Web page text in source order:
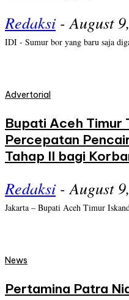
Redaksi - August
IDI - Sumur bor yang baru saja
Advertorial
Bupati Aceh Timur
Percepatan
Tahap II bagi
Redaksi - August
Jakarta – Bupati Aceh Timur
News
Pertamina Patra